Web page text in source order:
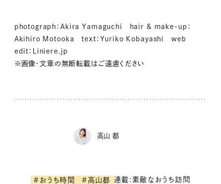
photograph：Akira Yamaguchi hair & make-up：
Akihiro Motooka text：Yuriko Kobayashi web
edit：Liniere.jp
※画像・文章の無断転載はご遠慮ください
高山 都
#おうち時間 #高山都 連載:素敵なおうち訪問